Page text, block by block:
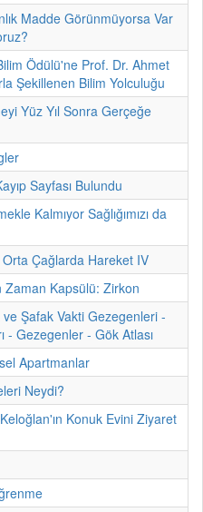
Madde Görünmüyorsa Var
Ödülü'ne Prof. Dr. Ahmet
Şekillenen Bilim Yolculuğu
Yüz Yıl Sonra Gerçeğe
Sayfası Bulundu
Kalmıyor Sağlığımızı da
Çağlarda Hareket IV
Zaman Kapsülü: Zirkon
Şafak Vakti Gezegenleri -
- Gezegenler - Gök Atlası
Apartmanlar
Neydi?
Konuk Evini Ziyaret